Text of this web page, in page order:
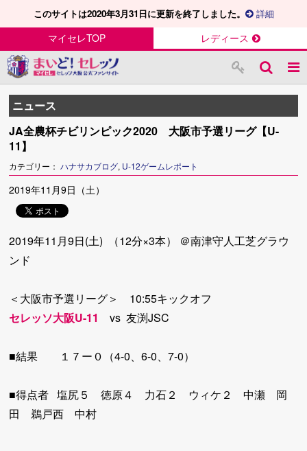
このサイトは2020年3月31日に更新を終了しました。 詳細
マイセレTOP レディース
ニュース
JA全農杯チビリンピック2020 大阪市予選リーグ【U-
11】
カテゴリー：ハナサカブログ, U-12ゲームレポート
2019年11月9日（土）
2019年11月9日(土) （12分×3本） ＠南津守人工芝グラウ
ンド
＜大阪市予選リーグ＞ 10:55キックオフ
セレッソ大阪U-11
vs 友渕JSC
■結果 １７ー０（4-0、6-0、7-0）
■得点者 塩尻５ 徳原４ 力石２ ウィケ２ 中瀬 岡
田 鵜戸西 中村